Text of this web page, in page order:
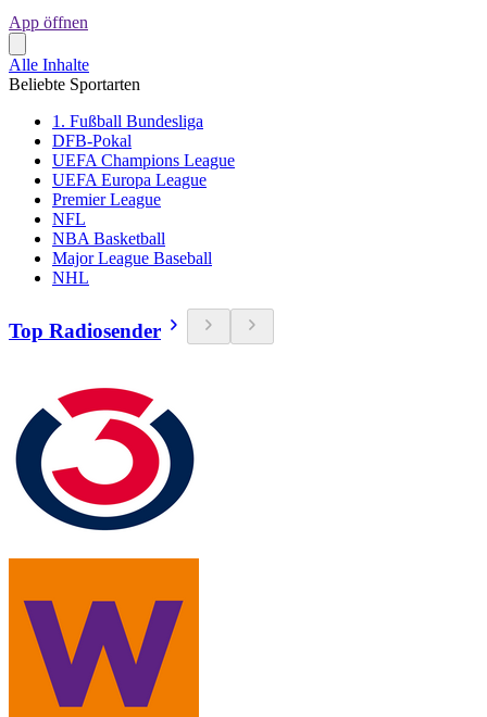
App öffnen
Alle Inhalte
Beliebte Sportarten
1. Fußball Bundesliga
DFB-Pokal
UEFA Champions League
UEFA Europa League
Premier League
NFL
NBA Basketball
Major League Baseball
NHL
Top Radiosender